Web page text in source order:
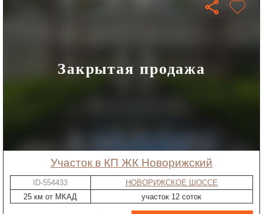
Закрытая продажа
участок в КП ЖК Новорижский
ID-554433
НОВОРИЖСКОЕ ШОССЕ
25 км от МКАД
участок 12 соток